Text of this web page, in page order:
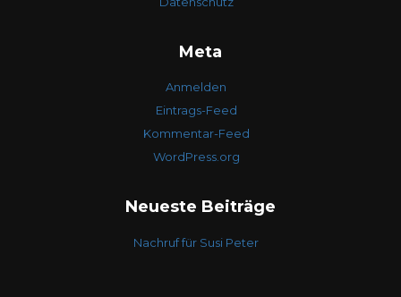
Meta
Anmelden
Eintrags-Feed
Kommentar-Feed
WordPress.org
Neueste Beiträge
Nachruf für Susi Peter